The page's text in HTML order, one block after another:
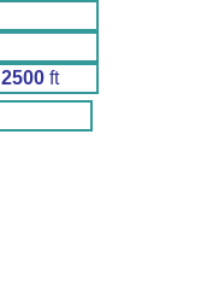
2500ft